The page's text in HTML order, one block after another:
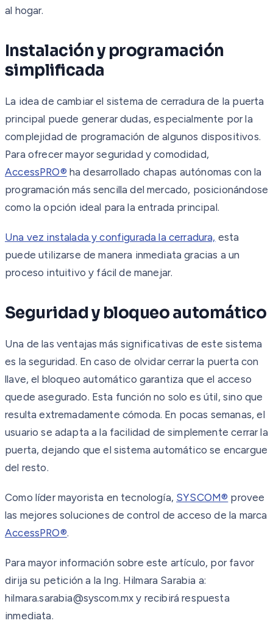
al hogar.
Instalación y programación
simplificada
La idea de cambiar el sistema de cerradura de la puerta
principal puede generar dudas, especialmente por la
complejidad de programación de algunos dispositivos.
Para ofrecer mayor seguridad y comodidad,
AccessPRO® ha desarrollado chapas autónomas con la
programación más sencilla del mercado, posicionándose
como la opción ideal para la entrada principal.
Una vez instalada y configurada la cerradura, esta
puede utilizarse de manera inmediata gracias a un
proceso intuitivo y fácil de manejar.
Seguridad y bloqueo automático
Una de las ventajas más significativas de este sistema
es la seguridad. En caso de olvidar cerrar la puerta con
llave, el bloqueo automático garantiza que el acceso
quede asegurado. Esta función no solo es útil, sino que
resulta extremadamente cómoda. En pocas semanas, el
usuario se adapta a la facilidad de simplemente cerrar la
puerta, dejando que el sistema automático se encargue
del resto.
Como líder mayorista en tecnología, SYSCOM® provee
las mejores soluciones de control de acceso de la marca
AccessPRO®.
Para mayor información sobre este artículo, por favor
dirija su petición a la Ing. Hilmara Sarabia a:
hilmara.sarabia@syscom.mx y recibirá respuesta
inmediata.